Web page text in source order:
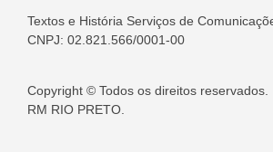
Textos e História Serviços de
CNPJ: 02.821.566/0001-00
Copyright © Todos os direitos reservados.
RM RIO PRETO.